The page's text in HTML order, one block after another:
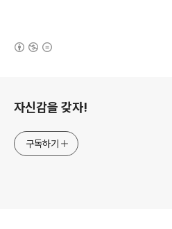
자신감을 갖자!
구독하기